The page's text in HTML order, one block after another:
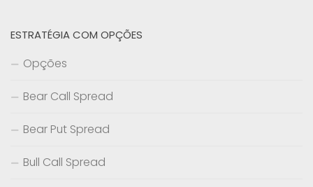
ESTRATÉGIA COM OPÇÕES
Opções
Bear Call Spread
Bear Put Spread
Bull Call Spread